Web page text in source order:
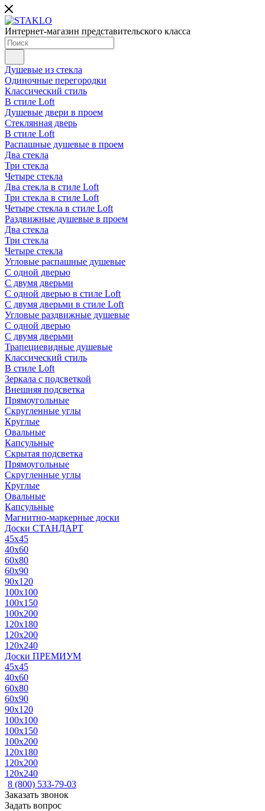
Интернет-магазин представительского класса
Душевые из стекла
Одиночные перегородки
Классический стиль
В стиле Loft
Душевые двери в проем
Стеклянная дверь
В стиле Loft
Распашные душевые в проем
Два стекла
Три стекла
Четыре стекла
Два стекла в стиле Loft
Три стекла в стиле Loft
Четыре стекла в стиле Loft
Раздвижные душевые в проем
Два стекла
Три стекла
Четыре стекла
Угловые распашные душевые
С одной дверью
С двумя дверьми
С одной дверью в стиле Loft
С двумя дверьми в стиле Loft
Угловые раздвижные душевые
С одной дверью
С двумя дверьми
Трапециевидные душевые
Классический стиль
В стиле Loft
Зеркала с подсветкой
Внешняя подсветка
Прямоугольные
Скругленные углы
Круглые
Овальные
Капсульные
Скрытая подсветка
Прямоугольные
Скругленные углы
Круглые
Овальные
Капсульные
Магнитно-маркерные доски
Доски СТАНДАРТ
45x45
40x60
60x80
60x90
90x120
100x100
100x150
100x200
120x180
120x200
120x240
Доски ПРЕМИУМ
45x45
40x60
60x80
60x90
90x120
100x100
100x150
100x200
120x180
120x200
120x240
8 (800) 533-79-03
Заказать звонок
Задать вопрос